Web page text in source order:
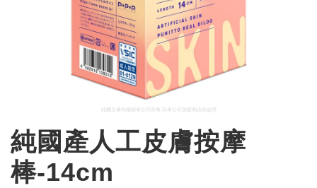
純國產人工皮膚按摩
棒-14cm